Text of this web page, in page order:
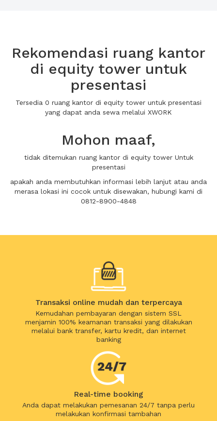
Rekomendasi ruang kantor
di equity tower untuk
presentasi
Tersedia 0 ruang kantor di equity tower untuk presentasi
yang dapat anda sewa melalui XWORK
Mohon maaf,
tidak ditemukan ruang kantor di equity tower Untuk
presentasi
apakah anda membutuhkan informasi lebih lanjut atau anda
merasa lokasi ini cocok untuk disewakan, hubungi kami di
0812-8900-4848
Transaksi online mudah dan terpercaya
Kemudahan pembayaran dengan sistem SSL
menjamin 100% keamanan transaksi yang dilakukan
melalui bank transfer, kartu kredit, dan internet
banking
Real-time booking
Anda dapat melakukan pemesanan 24/7 tanpa perlu
melakukan konfirmasi tambahan